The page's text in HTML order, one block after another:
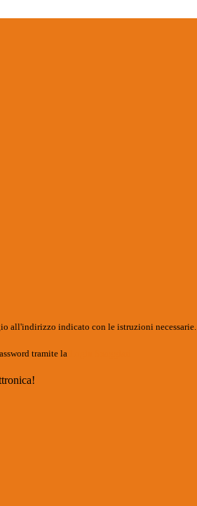
all'indirizzo indicato con le istruzioni necessarie.
tramite la